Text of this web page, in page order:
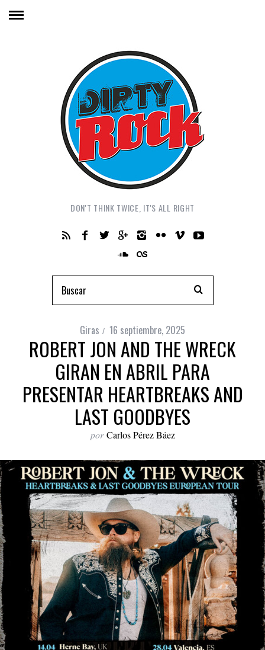
DON'T THINK TWICE, IT'S ALL RIGHT
Giras 16 septiembre, 2025
ROBERT JON AND THE WRECK
GIRAN EN ABRIL PARA
PRESENTAR HEARTBREAKS AND
LAST GOODBYES
por Carlos Pérez Báez